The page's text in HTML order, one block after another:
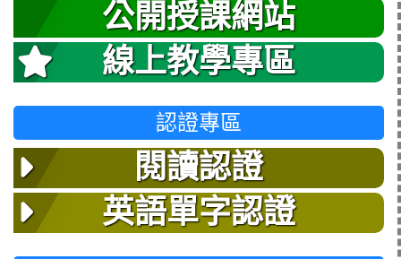
公開授課網站
線上教學專區
認證專區
閱讀認證
英語單字認證